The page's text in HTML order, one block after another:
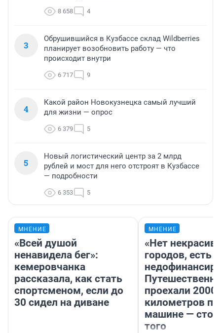
8 658 4
3
Обрушившийся в Кузбассе склад Wildberries
планирует возобновить работу — что
происходит внутри
6 717 9
4
Какой район Новокузнецка самый лучший
для жизни — опрос
6 379 5
5
Новый логистический центр за 2 млрд
рублей и мост для него отстроят в Кузбассе
— подробности
6 353 5
МНЕНИЕ
«Всей душой
ненавидела бег»:
кемеровчанка
рассказала, как стать
спортсменом, если до
30 сидел на диване
МНЕНИЕ
«Нет
городов, есть
проехали 2000
километров по
машине —
того